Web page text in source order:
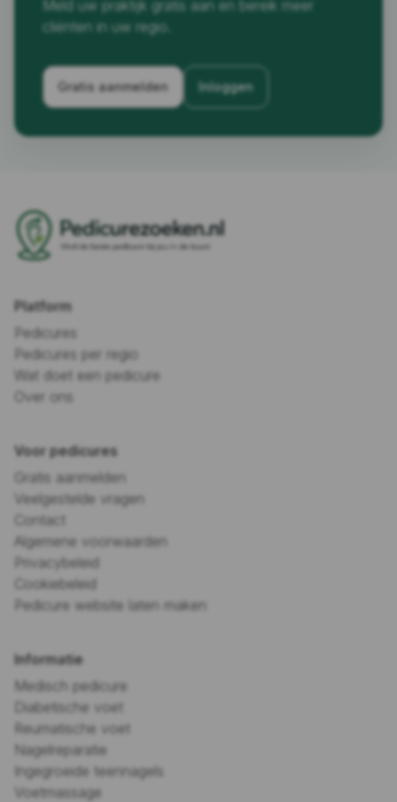
Meld uw praktijk gratis aan en bereik meer
cliënten in uw regio.
Gratis aanmelden Inloggen
Platform
Pedicures
Pedicures per regio
Wat doet een pedicure
Over ons
Voor pedicures
Gratis aanmelden
Veelgestelde vragen
Contact
Algemene voorwaarden
Privacybeleid
Cookiebeleid
Pedicure website laten maken
Informatie
Medisch pedicure
Diabetische voet
Reumatische voet
Nagelreparatie
Ingegroeide teennagels
Voetmassage